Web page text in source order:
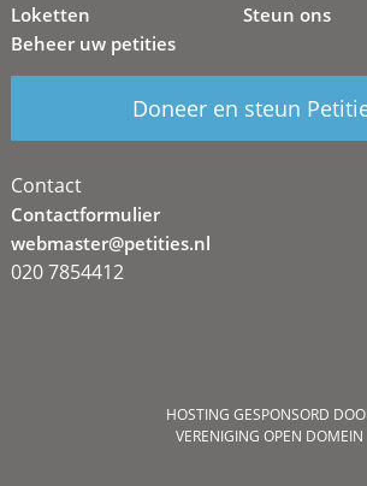
Loketten
Beheer uw petities
Steun ons
Doneer en steun
Contact
Contactformulier
webmaster@petities.nl
020 7854412
HOSTING GESPONSORD
VERENIGING OPEN DOMEIN